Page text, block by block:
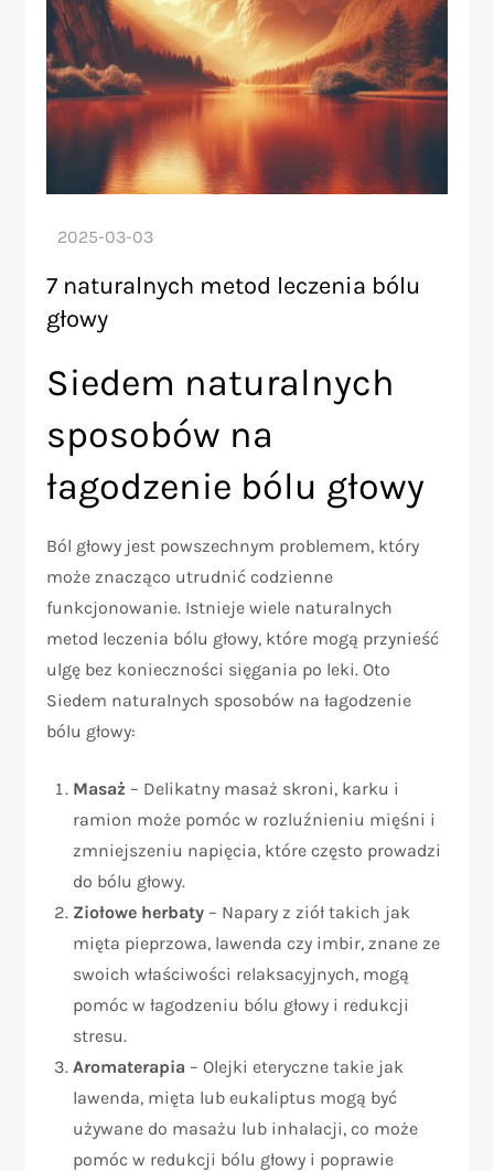
7 naturalnych metod leczenia bólu
głowy
Siedem naturalnych
sposobów na
łagodzenie bólu głowy
Ból głowy jest powszechnym problemem, który
może znacząco utrudnić codzienne
funkcjonowanie. Istnieje wiele naturalnych
metod leczenia bólu głowy, które mogą przynieść
ulgę bez konieczności sięgania po leki. Oto
Siedem naturalnych sposobów na łagodzenie
bólu głowy:
Masaż – Delikatny masaż skroni, karku i
ramion może pomóc w rozluźnieniu mięśni i
zmniejszeniu napięcia, które często prowadzi
do bólu głowy.
Ziołowe herbaty – Napary z ziół takich jak
mięta pieprzowa, lawenda czy imbir, znane ze
swoich właściwości relaksacyjnych, mogą
pomóc w łagodzeniu bólu głowy i redukcji
stresu.
Aromaterapia – Olejki eteryczne takie jak
lawenda, mięta lub eukaliptus mogą być
używane do masażu lub inhalacji, co może
pomóc w redukcji bólu głowy i poprawie